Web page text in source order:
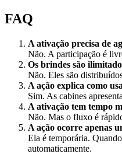
FAQ
A ativação precisa de
Não. A participação é
Os brindes são
Não. Eles são
A ação explica como
Sim. As cabines
A ativação tem tempo
Não. Mas o fluxo é
A ação ocorre apenas
Ela é temporária.
automaticamente.